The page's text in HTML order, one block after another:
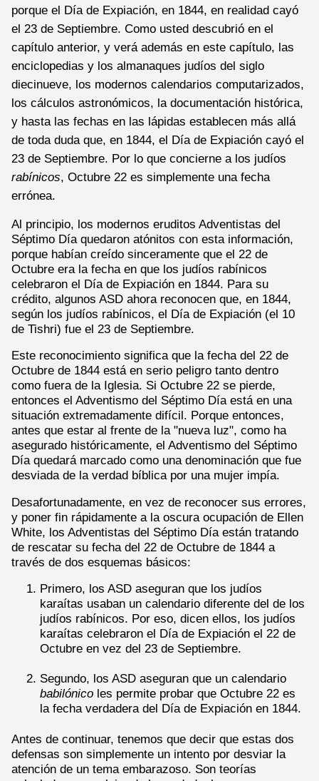
porque el Día de Expiación, en 1844, en realidad cayó
el 23 de Septiembre. Como usted descubrió en el
capítulo anterior, y verá además en este capítulo, las
enciclopedias y los almanaques judíos del siglo
diecinueve, los modernos calendarios computarizados,
los cálculos astronómicos, la documentación histórica,
y hasta las fechas en las lápidas establecen más allá
de toda duda que, en 1844, el Día de Expiación cayó el
23 de Septiembre. Por lo que concierne a los judíos
rabínicos, Octubre 22 es simplemente una fecha
errónea.
Al principio, los modernos eruditos Adventistas del
Séptimo Día quedaron atónitos con esta información,
porque habían creído sinceramente que el 22 de
Octubre era la fecha en que los judíos rabínicos
celebraron el Día de Expiación en 1844. Para su
crédito, algunos ASD ahora reconocen que, en 1844,
según los judíos rabínicos, el Día de Expiación (el 10
de Tishri) fue el 23 de Septiembre.
Este reconocimiento significa que la fecha del 22 de
Octubre de 1844 está en serio peligro tanto dentro
como fuera de la Iglesia. Si Octubre 22 se pierde,
entonces el Adventismo del Séptimo Día está en una
situación extremadamente difícil. Porque entonces,
antes que estar al frente de la "nueva luz", como ha
asegurado históricamente, el Adventismo del Séptimo
Día quedará marcado como una denominación que fue
desviada de la verdad bíblica por una mujer impía.
Desafortunadamente, en vez de reconocer sus errores,
y poner fin rápidamente a la oscura ocupación de Ellen
White, los Adventistas del Séptimo Día están tratando
de rescatar su fecha del 22 de Octubre de 1844 a
través de dos esquemas básicos:
Primero, los ASD aseguran que los judíos
karaítas usaban un calendario diferente del de los
judíos rabínicos. Por eso, dicen ellos, los judíos
karaítas celebraron el Día de Expiación el 22 de
Octubre en vez del 23 de Septiembre.
Segundo, los ASD aseguran que un calendario
babilónico les permite probar que Octubre 22 es
la fecha verdadera del Día de Expiación en 1844.
Antes de continuar, tenemos que decir que estas dos
defensas son simplemente un intento por desviar la
atención de un tema embarazoso. Son teorías